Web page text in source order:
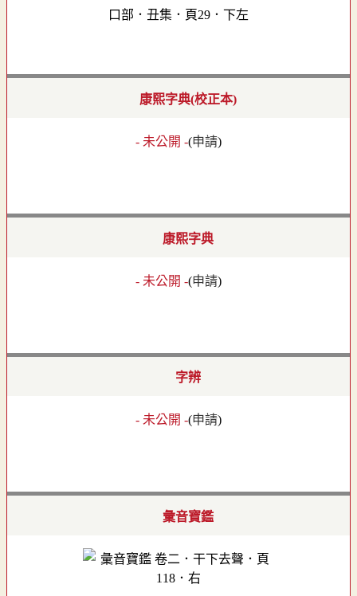
口部．丑集．頁29．下左
康熙字典(校正本)
- 未公開 -(申請)
康熙字典
- 未公開 -(申請)
字辨
- 未公開 -(申請)
彙音寶鑑